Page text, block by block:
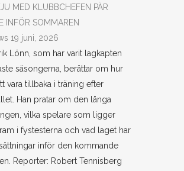
MED KLUBBCHEFEN PÄR
INFÖR SOMMAREN
19 juni, 2026